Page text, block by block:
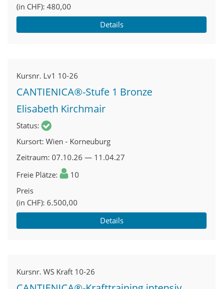
(in CHF) 480,00
Details
Kursnr. Lv1 10-26
CANTIENICA®-Stufe 1 Bronze
Elisabeth Kirchmair
Status
Kursort Wien - Korneuburg
Zeitraum 07.10.26 — 11.04.27
Freie Plätze
10
Preis
(in CHF) 6.500,00
Details
Kursnr. WS Kraft 10-26